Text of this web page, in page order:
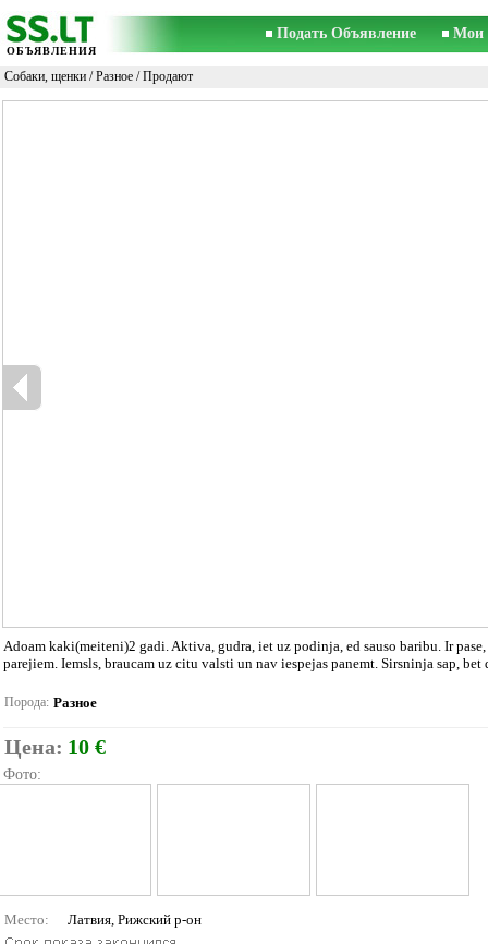
ОБЪЯВЛЕНИЯ
Подать Объявление Мои
Собаки, щенки /Разное / Продают
Adoam kaki(meiteni)2 gadi. Aktiva, gudra, iet uz podinja, ed sauso baribu. Ir
parejiem. Iemsls, braucam uz citu valsti un nav iespejas panemt. Sirsninja sap, bet
Порода: Разное
Цена: 10 €
Фото:
Место: Латвия, Рижский р-он